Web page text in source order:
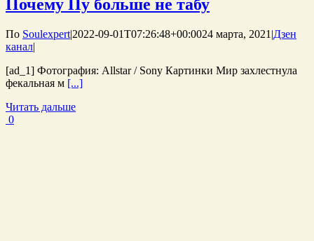
Почему Пу больше не табу
По Soulexpert|2022-09-01T07:26:48+00:0024 марта, 2021 |Дзен
канал|
[ad_1] Фотография: Allstar / Sony Картинки Мир захлестнула
фекальная м [...]
Читать дальше
0